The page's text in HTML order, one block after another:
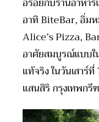
อาทิ BiteBar, อิ่ม
Alice’s Pizza,
อาศัยสมบูรณ์แบบใ
แท้จริง ในวันเสาร์
แสนสิริ กรุงเทพก